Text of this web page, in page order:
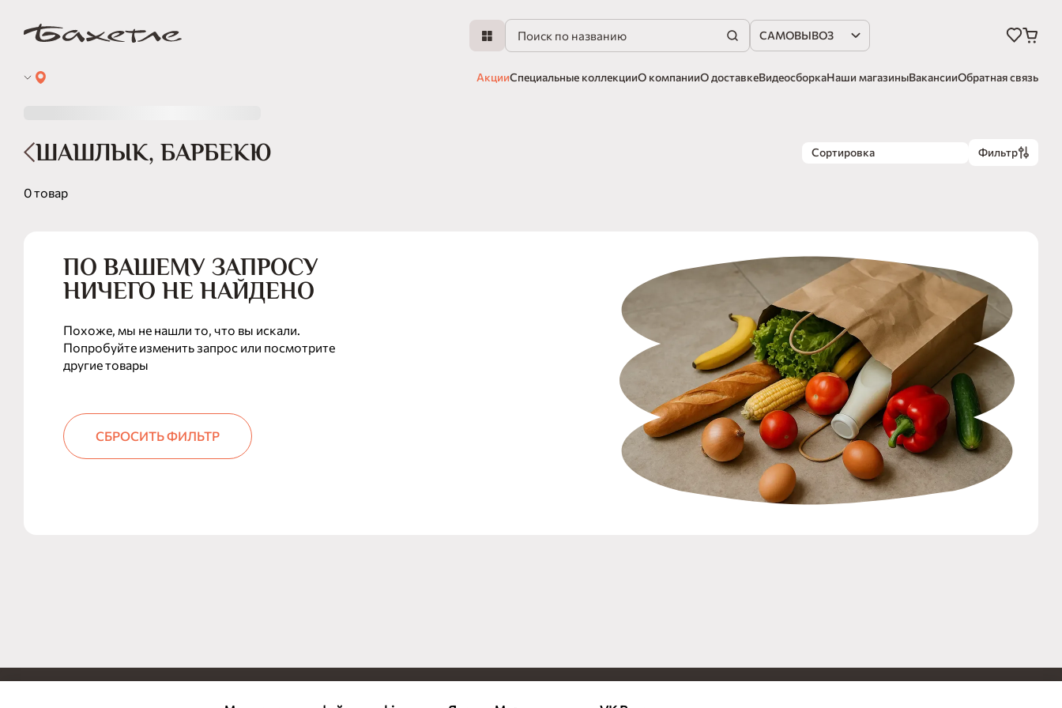
САМОВЫВОЗ
АкцииСпециальные коллекцииО компанииО доставкеВидеосборкаНаши магазиныВакансииОбратная связь
ШАШЛЫК, БАРБЕКЮ Сортировка Фильтр
0 товар
ПО ВАШЕМУ ЗАПРОСУ
НИЧЕГО НЕ НАЙДЕНО
Похоже, мы не нашли то, что вы искали.
Попробуйте изменить запрос или посмотрите
другие товары
СБРОСИТЬ ФИЛЬТР